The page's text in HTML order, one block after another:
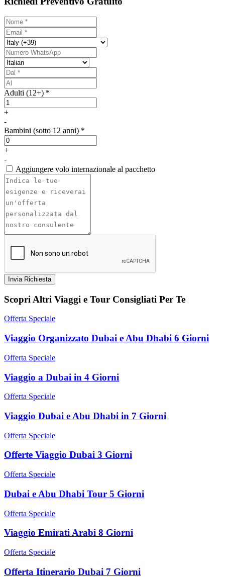
Adulti (12+) *
+
-
Bambini (sotto 12 anni) *
+
-
Aggiungere volo internazionale al pacchetto
Invia Richiesta
Scopri Altri Viaggi e Tour Consigliati Per Te
Offerta Speciale
Viaggio Organizzato Dubai e Abu Dhabi 6 Giorni
Offerta Speciale
Viaggio a Dubai in 4 Giorni
Offerta Speciale
Viaggio Dubai e Abu Dhabi in 7 Giorni
Offerta Speciale
Offerte Viaggio Dubai 3 Giorni
Offerta Speciale
Dubai e Abu Dhabi Tour 5 Giorni
Offerta Speciale
Viaggio Emirati Arabi 8 Giorni
Offerta Speciale
Offerta Itinerario Dubai 7 Giorni